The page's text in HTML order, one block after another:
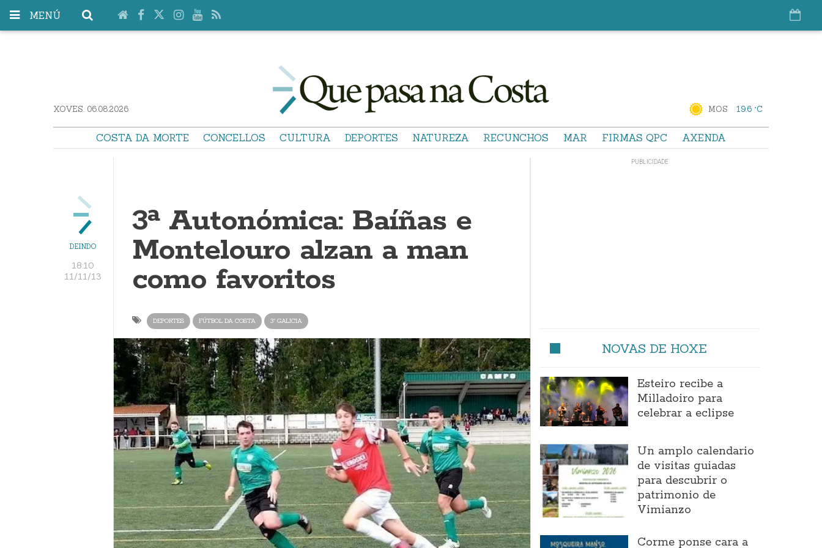
MENÚ
XOVES. 06.08.2026 MOS 19.6 °C
COSTA DA MORTE CONCELLOS CULTURA DEPORTES NATUREZA RECUNCHOS MAR FIRMAS QPC AXENDA
DEINDO
18:10
11/11/13
3ª Autonómica: Baíñas e
Montelouro alzan a man
como favoritos
DEPORTES FÚTBOL DA COSTA 3ª GALICIA
NOVAS DE HOXE
Esteiro recibe a
Milladoiro para
celebrar a eclipse
Un amplo calendario
de visitas guiadas
para descubrir o
patrimonio de
Vimianzo
Corme ponse cara a